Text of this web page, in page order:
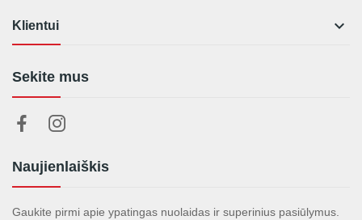
Klientui 
Sekite mus
Naujienlaiškis
Gaukite pirmi apie ypatingas nuolaidas ir superinius pasiūlymus.